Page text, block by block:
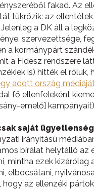
fakad. Az
tükrözik: az
Jelenleg a DK áll a
szervezettsége,
a kormánypárt
a Fidesz rendszere
is) hitték el
adott ország
fő ellenfeleként
emelő]
saját
irányítású
bírálat helytálló
mintha ezek
az ellenzéki